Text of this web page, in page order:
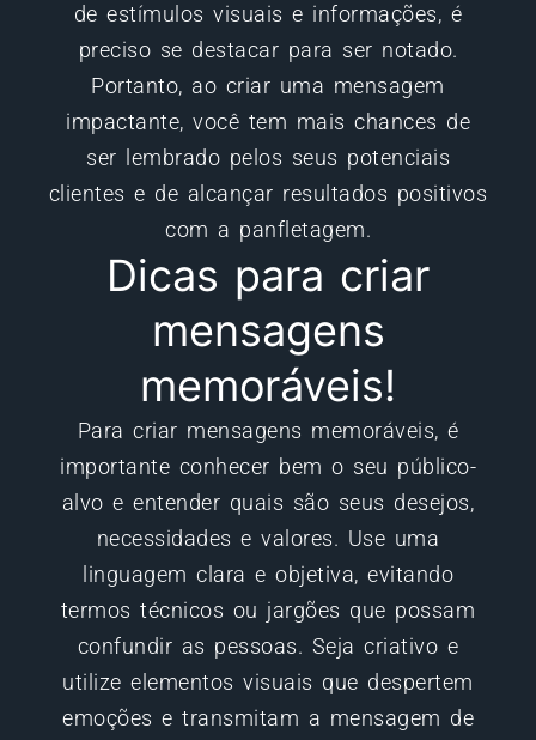
de estímulos visuais e informações, é
preciso se destacar para ser notado.
Portanto, ao criar uma mensagem
impactante, você tem mais chances de
ser lembrado pelos seus potenciais
clientes e de alcançar resultados positivos
com a panfletagem.
Dicas para criar
mensagens
memoráveis!
Para criar mensagens memoráveis, é
importante conhecer bem o seu público-
alvo e entender quais são seus desejos,
necessidades e valores. Use uma
linguagem clara e objetiva, evitando
termos técnicos ou jargões que possam
confundir as pessoas. Seja criativo e
utilize elementos visuais que despertem
emoções e transmitam a mensagem de